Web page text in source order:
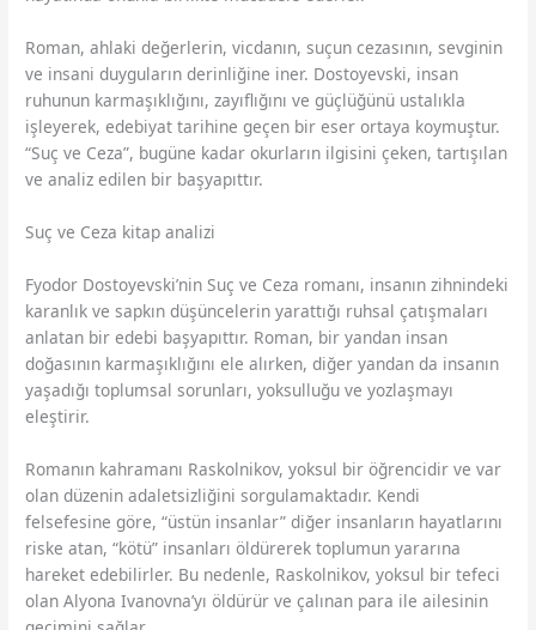
Roman, ahlaki değerlerin, vicdanın, suçun cezasının, sevginin
ve insani duyguların derinliğine iner. Dostoyevski, insan
ruhunun karmaşıklığını, zayıflığını ve güçlüğünü ustalıkla
işleyerek, edebiyat tarihine geçen bir eser ortaya koymuştur.
“Suç ve Ceza”, bugüne kadar okurların ilgisini çeken, tartışılan
ve analiz edilen bir başyapıttır.
Suç ve Ceza kitap analizi
Fyodor Dostoyevski’nin Suç ve Ceza romanı, insanın zihnindeki
karanlık ve sapkın düşüncelerin yarattığı ruhsal çatışmaları
anlatan bir edebi başyapıttır. Roman, bir yandan insan
doğasının karmaşıklığını ele alırken, diğer yandan da insanın
yaşadığı toplumsal sorunları, yoksulluğu ve yozlaşmayı
eleştirir.
Romanın kahramanı Raskolnikov, yoksul bir öğrencidir ve var
olan düzenin adaletsizliğini sorgulamaktadır. Kendi
felsefesine göre, “üstün insanlar” diğer insanların hayatlarını
riske atan, “kötü” insanları öldürerek toplumun yararına
hareket edebilirler. Bu nedenle, Raskolnikov, yoksul bir tefeci
olan Alyona Ivanovna’yı öldürür ve çalınan para ile ailesinin